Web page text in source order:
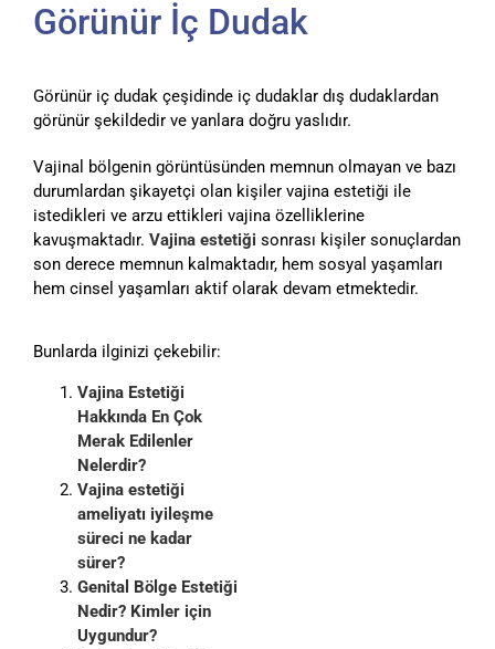
Görünür İç Dudak
Görünür iç dudak çeşidinde iç dudaklar dış dudaklardan
görünür şekildedir ve yanlara doğru yaslıdır.
Vajinal bölgenin görüntüsünden memnun olmayan ve bazı
durumlardan şikayetçi olan kişiler vajina estetiği ile
istedikleri ve arzu ettikleri vajina özelliklerine
kavuşmaktadır. Vajina estetiği sonrası kişiler sonuçlardan
son derece memnun kalmaktadır, hem sosyal yaşamları
hem cinsel yaşamları aktif olarak devam etmektedir.
Bunlarda ilginizi çekebilir:
Vajina Estetiği
Hakkında En Çok
Merak Edilenler
Nelerdir?
Vajina estetiği
ameliyatı iyileşme
süreci ne kadar
sürer?
Genital Bölge Estetiği
Nedir? Kimler için
Uygundur?